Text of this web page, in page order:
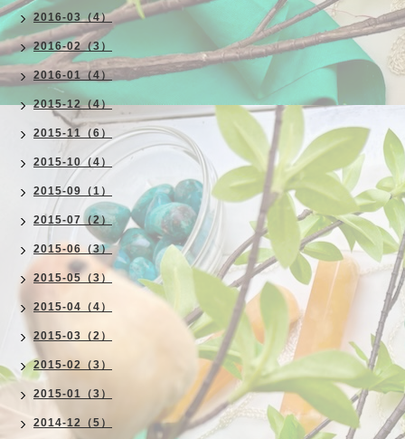
2016-03（4）
2016-02（3）
2016-01（4）
2015-12（4）
2015-11（6）
2015-10（4）
2015-09（1）
2015-07（2）
2015-06（3）
2015-05（3）
2015-04（4）
2015-03（2）
2015-02（3）
2015-01（3）
2014-12（5）